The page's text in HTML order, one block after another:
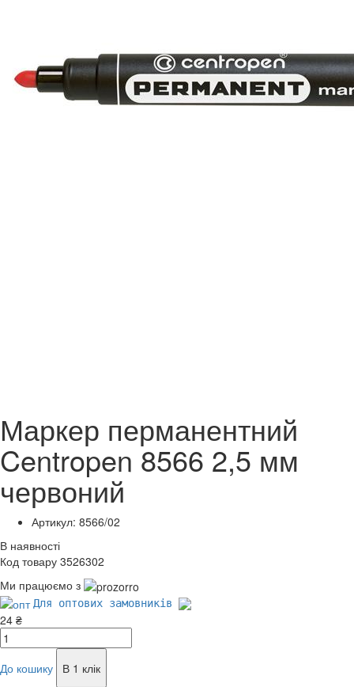
Маркер перманентний
Centropen 8566 2,5 мм
червоний
Артикул: 8566/02
В наявності
Код товару 3526302
Ми працюємо з
Для оптових замовників
24 ₴
До кошику
В 1 клік